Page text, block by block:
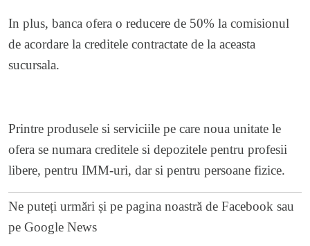
In plus, banca ofera o reducere de 50% la comisionul
de acordare la creditele contractate de la aceasta
sucursala.
Printre produsele si serviciile pe care noua unitate le
ofera se numara creditele si depozitele pentru profesii
libere, pentru IMM-uri, dar si pentru persoane fizice.
Ne puteți urmări și pe pagina noastră de Facebook sau
pe Google News